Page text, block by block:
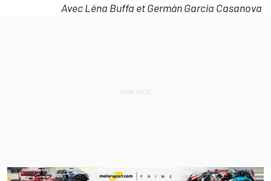
Avec Léna Buffa et Germán Garcia Casanova